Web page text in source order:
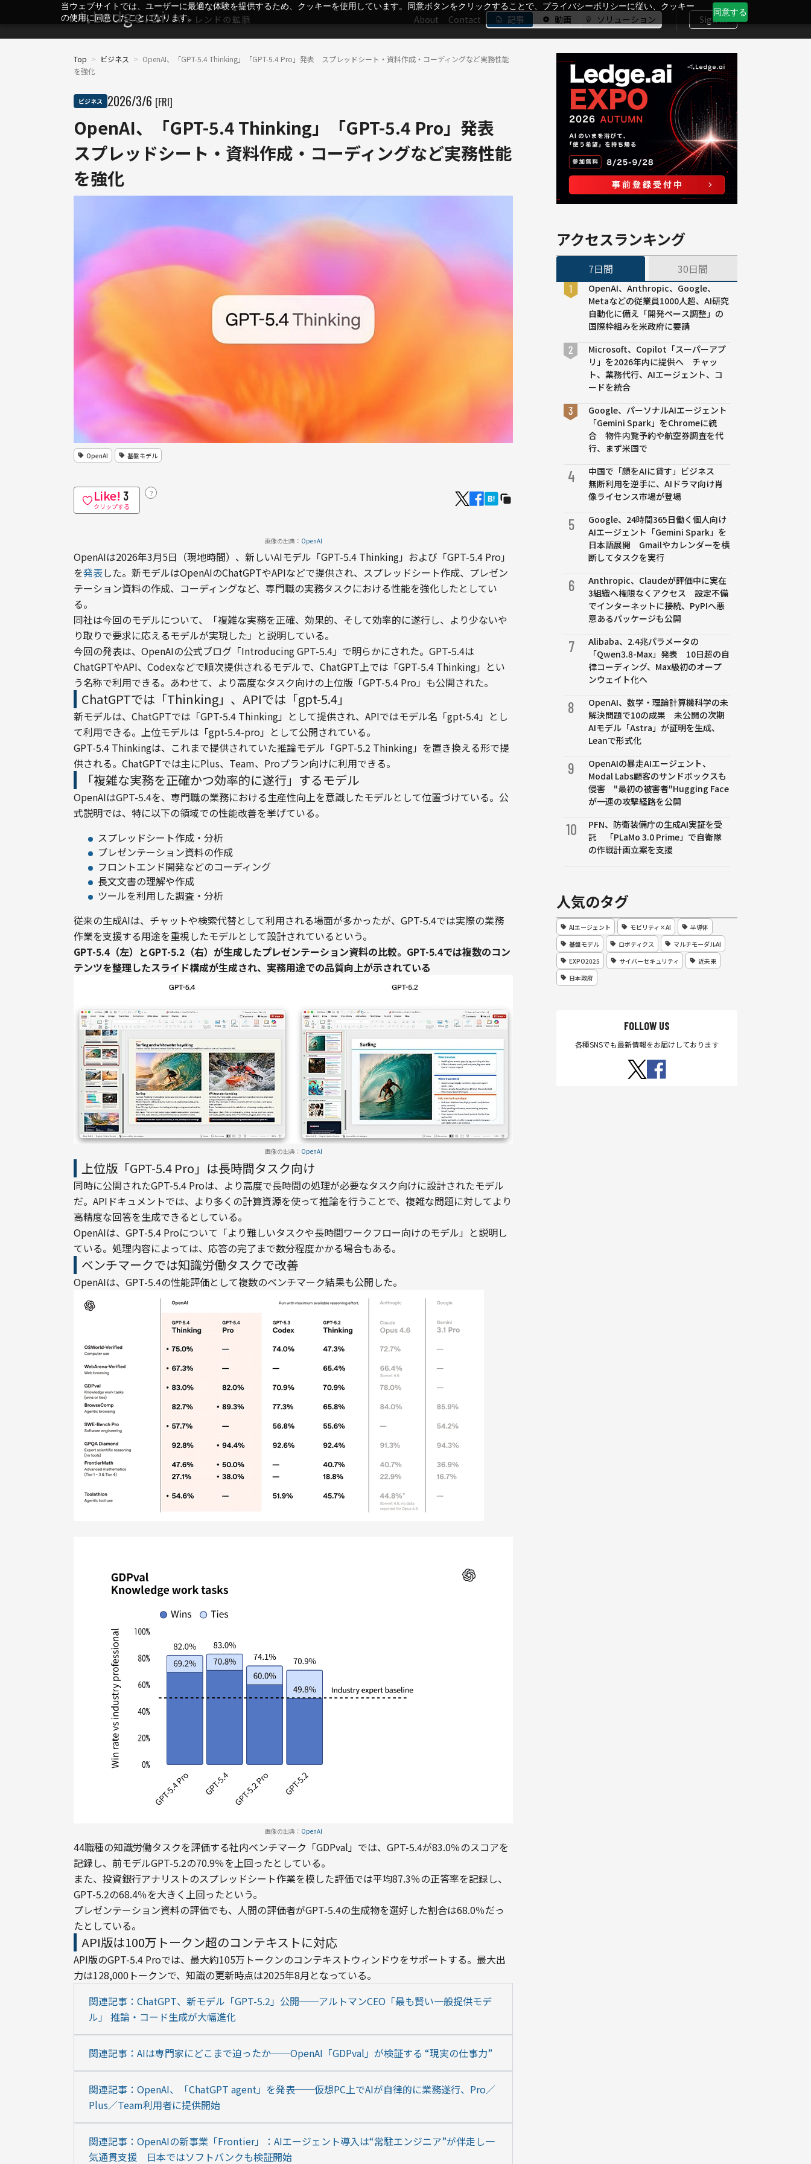
当ウェブサイトでは、ユーザーに最適な体験を提供するため、クッキーを使用しています。同意ボタンをクリックすることで、プライバシーポリシーに従い、クッキー
の使用に同意したことになります。
同意する
About Contact 記事 動画 ソリューション Sign In
Top > ビジネス > OpenAI、「GPT-5.4 Thinking」「GPT-5.4 Pro」発表 スプレッドシート・資料作成・コーディングなど実務性能
を強化
ビジネス 2026/3/6 [FRI]
OpenAI、「GPT-5.4 Thinking」「GPT-5.4 Pro」発表
スプレッドシート・資料作成・コーディングなど実務性能
を強化
OpenAI 基盤モデル
Like! 3
クリップする
？
画像の出典： OpenAI
OpenAIは2026年3月5日（現地時間）、新しいAIモデル「GPT-5.4 Thinking」および「GPT-5.4 Pro」
を発表した。新モデルはOpenAIのChatGPTやAPIなどで提供され、スプレッドシート作成、プレゼン
テーション資料の作成、コーディングなど、専門職の実務タスクにおける性能を強化したとしてい
る。
同社は今回のモデルについて、「複雑な実務を正確、効果的、そして効率的に遂行し、より少ないや
り取りで要求に応えるモデルが実現した」と説明している。
今回の発表は、OpenAIの公式ブログ「Introducing GPT-5.4」で明らかにされた。GPT-5.4は
ChatGPTやAPI、Codexなどで順次提供されるモデルで、ChatGPT上では「GPT-5.4 Thinking」とい
う名称で利用できる。あわせて、より高度なタスク向けの上位版「GPT-5.4 Pro」も公開された。
ChatGPTでは「Thinking」、APIでは「gpt-5.4」
新モデルは、ChatGPTでは「GPT-5.4 Thinking」として提供され、APIではモデル名「gpt-5.4」とし
て利用できる。上位モデルは「gpt-5.4-pro」として公開されている。
GPT-5.4 Thinkingは、これまで提供されていた推論モデル「GPT-5.2 Thinking」を置き換える形で提
供される。ChatGPTでは主にPlus、Team、Proプラン向けに利用できる。
「複雑な実務を正確かつ効率的に遂行」するモデル
OpenAIはGPT-5.4を、専門職の業務における生産性向上を意識したモデルとして位置づけている。公
式説明では、特に以下の領域での性能改善を挙げている。
スプレッドシート作成・分析
プレゼンテーション資料の作成
フロントエンド開発などのコーディング
長文文書の理解や作成
ツールを利用した調査・分析
従来の生成AIは、チャットや検索代替として利用される場面が多かったが、GPT-5.4では実際の業務
作業を支援する用途を重視したモデルとして設計されているという。
GPT-5.4（左）とGPT-5.2（右）が生成したプレゼンテーション資料の比較。GPT-5.4では複数のコン
テンツを整理したスライド構成が生成され、実務用途での品質向上が示されている
画像の出典： OpenAI
上位版「GPT-5.4 Pro」は長時間タスク向け
同時に公開されたGPT-5.4 Proは、より高度で長時間の処理が必要なタスク向けに設計されたモデル
だ。APIドキュメントでは、より多くの計算資源を使って推論を行うことで、複雑な問題に対してより
高精度な回答を生成できるとしている。
OpenAIは、GPT-5.4 Proについて「より難しいタスクや長時間ワークフロー向けのモデル」と説明し
ている。処理内容によっては、応答の完了まで数分程度かかる場合もある。
ベンチマークでは知識労働タスクで改善
OpenAIは、GPT-5.4の性能評価として複数のベンチマーク結果も公開した。
画像の出典： OpenAI
44職種の知識労働タスクを評価する社内ベンチマーク「GDPval」では、GPT-5.4が83.0％のスコアを
記録し、前モデルGPT-5.2の70.9％を上回ったとしている。
また、投資銀行アナリストのスプレッドシート作業を模した評価では平均87.3％の正答率を記録し、
GPT-5.2の68.4％を大きく上回ったという。
プレゼンテーション資料の評価でも、人間の評価者がGPT-5.4の生成物を選好した割合は68.0％だっ
たとしている。
API版は100万トークン超のコンテキストに対応
API版のGPT-5.4 Proでは、最大約105万トークンのコンテキストウィンドウをサポートする。最大出
力は128,000トークンで、知識の更新時点は2025年8月となっている。
関連記事：ChatGPT、新モデル「GPT-5.2」公開──アルトマンCEO「最も賢い一般提供モデ
ル」 推論・コード生成が大幅進化
関連記事：AIは専門家にどこまで迫ったか──OpenAI「GDPval」が検証する “現実の仕事力”
関連記事：OpenAI、「ChatGPT agent」を発表──仮想PC上でAIが自律的に業務遂行、Pro／
Plus／Team利用者に提供開始
関連記事：OpenAIの新事業「Frontier」：AIエージェント導入は“常駐エンジニア”が伴走し一
気通貫支援　日本ではソフトバンクも検証開始
アクセスランキング
7日間 30日間
OpenAI、Anthropic、Google、
Metaなどの従業員1000人超、AI研究
自動化に備え「開発ペース調整」の
国際枠組みを米政府に要請
Microsoft、Copilot「スーパーアプ
リ」を2026年内に提供へ チャッ
ト、業務代行、AIエージェント、コ
ードを統合
Google、パーソナルAIエージェント
「Gemini Spark」をChromeに統
合 物件内覧予約や航空券調査を代
行、まず米国で
4
中国で「顔をAIに貸す」ビジネス
無断利用を逆手に、AIドラマ向け肖
像ライセンス市場が登場
5
Google、24時間365日働く個人向け
AIエージェント「Gemini Spark」を
日本語展開 Gmailやカレンダーを横
断してタスクを実行
6
Anthropic、Claudeが評価中に実在
3組織へ権限なくアクセス 設定不備
でインターネットに接続、PyPIへ悪
意あるパッケージも公開
7
Alibaba、2.4兆パラメータの
「Qwen3.8-Max」発表 10日超の自
律コーディング、Max級初のオープ
ンウェイト化へ
8
OpenAI、数学・理論計算機科学の未
解決問題で10の成果 未公開の次期
AIモデル「Astra」が証明を生成、
Leanで形式化
9
OpenAIの暴走AIエージェント、
Modal Labs顧客のサンドボックスも
侵害 "最初の被害者"Hugging Face
が一連の攻撃経路を公開
10
PFN、防衛装備庁の生成AI実証を受
託 「PLaMo 3.0 Prime」で自衛隊
の作戦計画立案を支援
人気のタグ
AIエージェント モビリティ×AI
半導体
基盤モデル
ロボティクス
マルチモーダルAI
EXPO2025
サイバーセキュリティ
近未来
日本政府
FOLLOW US
各種SNSでも最新情報をお届けしております